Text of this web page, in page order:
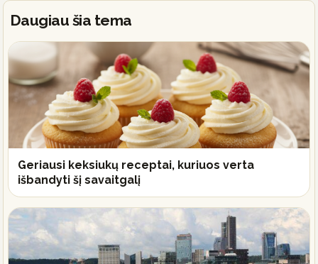
Daugiau šia tema
Geriausi keksiukų receptai, kuriuos verta
išbandyti šį savaitgalį